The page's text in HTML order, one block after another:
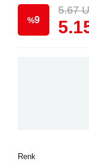
%9
5.67
Renk